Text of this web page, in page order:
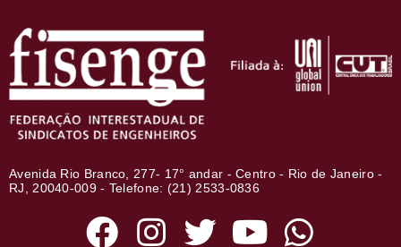
Avenida Rio Branco, 277- 17° andar - Centro - Rio de Janeiro -
RJ, 20040-009 - Telefone: (21) 2533-0836